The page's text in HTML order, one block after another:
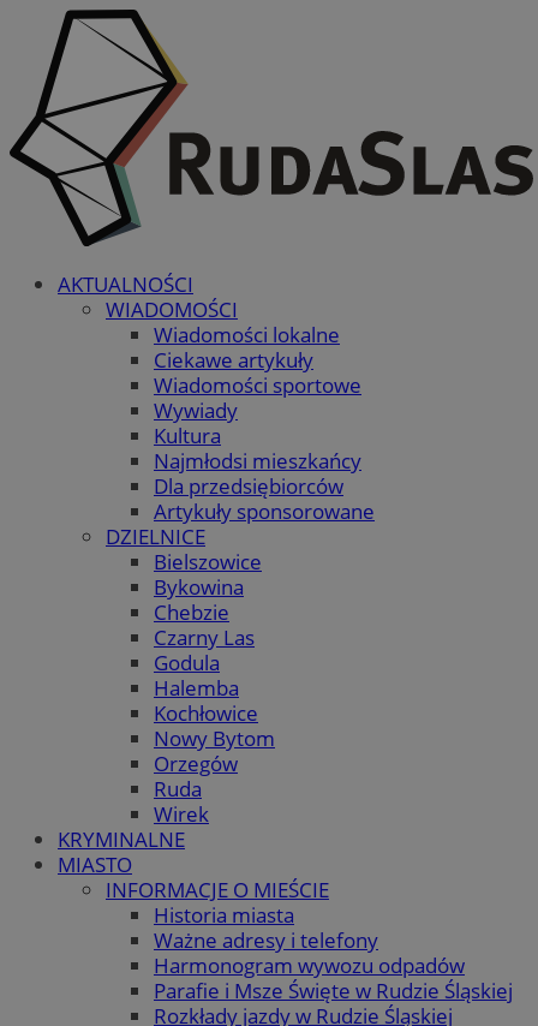
AKTUALNOŚCI
WIADOMOŚCI
Wiadomości lokalne
Ciekawe artykuły
Wiadomości sportowe
Wywiady
Kultura
Najmłodsi mieszkańcy
Dla przedsiębiorców
Artykuły sponsorowane
DZIELNICE
Bielszowice
Bykowina
Chebzie
Czarny Las
Godula
Halemba
Kochłowice
Nowy Bytom
Orzegów
Ruda
Wirek
KRYMINALNE
MIASTO
INFORMACJE O MIEŚCIE
Historia miasta
Ważne adresy i telefony
Harmonogram wywozu odpadów
Parafie i Msze Święte w Rudzie Śląskiej
Rozkłady jazdy w Rudzie Śląskiej